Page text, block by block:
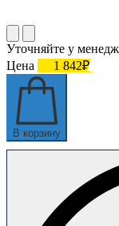
Уточняйте у
Цена
1 842₽
В корзину